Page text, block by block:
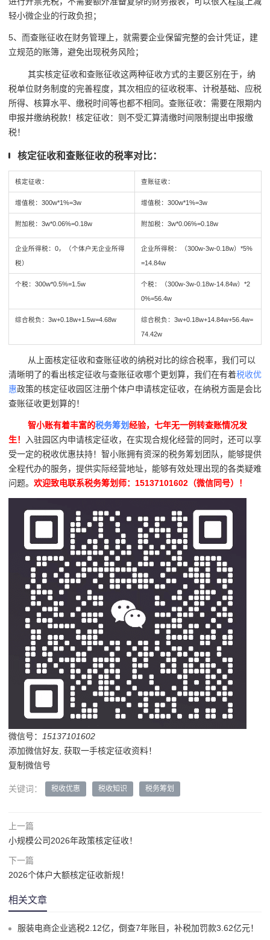
轻小微企业的行政负担；
5、而查账征收在财务管理上，就需要企业保留完整的会计凭证，建
立规范的账簿，避免出现税务风险；
其实核定征收和查账征收这两种征收方式的主要区别在于，纳
税单位财务制度的完善程度，其次相应的征收税率、计税基础、应税
所得、核算水平、缴税时间等也都不相同。查账征收：需要在限期内
申报并缴纳税款！核定征收：则不受汇算清缴时间限制提出申报缴
税！
核定征收和查账征收的税率对比：
核定征收： 查账征收：
增值税：300w*1%=3w 增值税：300w*1%=3w
附加税：3w*0.06%=0.18w 附加税：3w*0.06%=0.18w
企业所得税：0，（个体户无企业所得
税）
企业所得税：（300w-3w-0.18w）*5%
=14.84w
个税：300w*0.5%=1.5w
个税：（300w-3w-0.18w-14.84w）*2
0%=56.4w
综合税负：3w+0.18w+1.5w=4.68w
综合税负：3w+0.18w+14.84w+56.4w=
74.42w
从上面核定征收和查账征收的纳税对比的综合税率，我们可以
清晰明了的看出核定征收与查账征收哪个更划算，我们在有着税收优
惠政策的核定征收园区注册个体户申请核定征收，在纳税方面是会比
查账征收更划算的！
智小账有着丰富的税务筹划经验，七年无一例转查账情况发
生！
入驻园区内申请核定征收，在实现合规化经营的同时，还可以享
受一定的税收优惠扶持！智小账拥有资深的税务筹划团队，能够提供
全程代办的服务，提供实际经营地址，能够有效处理出现的各类疑难
问题。 欢迎致电联系税务筹划师：15137101602（微信同号）！
微信号：
15137101602
添加微信好友, 获取一手核定征收资料！
复制微信号
关键词： 税收优惠 税收知识 税务筹划
上一篇
小规模公司2026年政策核定征收！
下一篇
2026个体户大额核定征收新规！
相关文章
服装电商企业逃税2.12亿，倒查7年账目，补税加罚款3.62亿元！